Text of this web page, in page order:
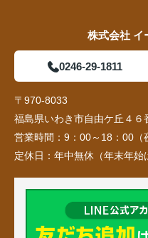
株式会社 イ
0246-29-1811
〒970-8033
福島県いわき市自由ケ丘４６
営業時間： 9：00～18：00（
定休日： 年中無休（年末年始